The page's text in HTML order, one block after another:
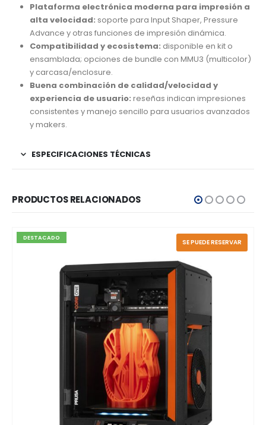
Plataforma electrónica moderna para impresión a
alta velocidad: soporte para Input Shaper, Pressure
Advance y otras funciones de impresión dinámica.
Compatibilidad y ecosistema: disponible en kit o
ensamblada; opciones de bundle con MMU3 (multicolor)
y carcasa/enclosure.
Buena combinación de calidad/velocidad y
experiencia de usuario: reseñas indican impresiones
consistentes y manejo sencillo para usuarios avanzados
y makers.
ESPECIFICACIONES TÉCNICAS
PRODUCTOS RELACIONADOS
RESERVAR
AGOTADO